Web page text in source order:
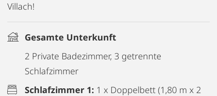
Villach!
Gesamte Unterkunft
2 Private Badezimmer, 3 getrennte
Schlafzimmer
Schlafzimmer 1: 1 x Doppelbett (1,80 m x 2